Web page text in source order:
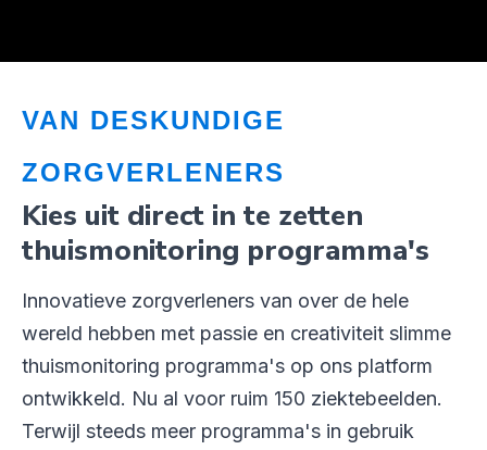
VAN DESKUNDIGE
ZORGVERLENERS
Kies uit direct in te zetten
thuismonitoring programma's
Innovatieve zorgverleners van over de hele
wereld hebben met passie en creativiteit slimme
thuismonitoring programma's op ons platform
ontwikkeld. Nu al voor ruim 150 ziektebeelden.
Terwijl steeds meer programma's in gebruik